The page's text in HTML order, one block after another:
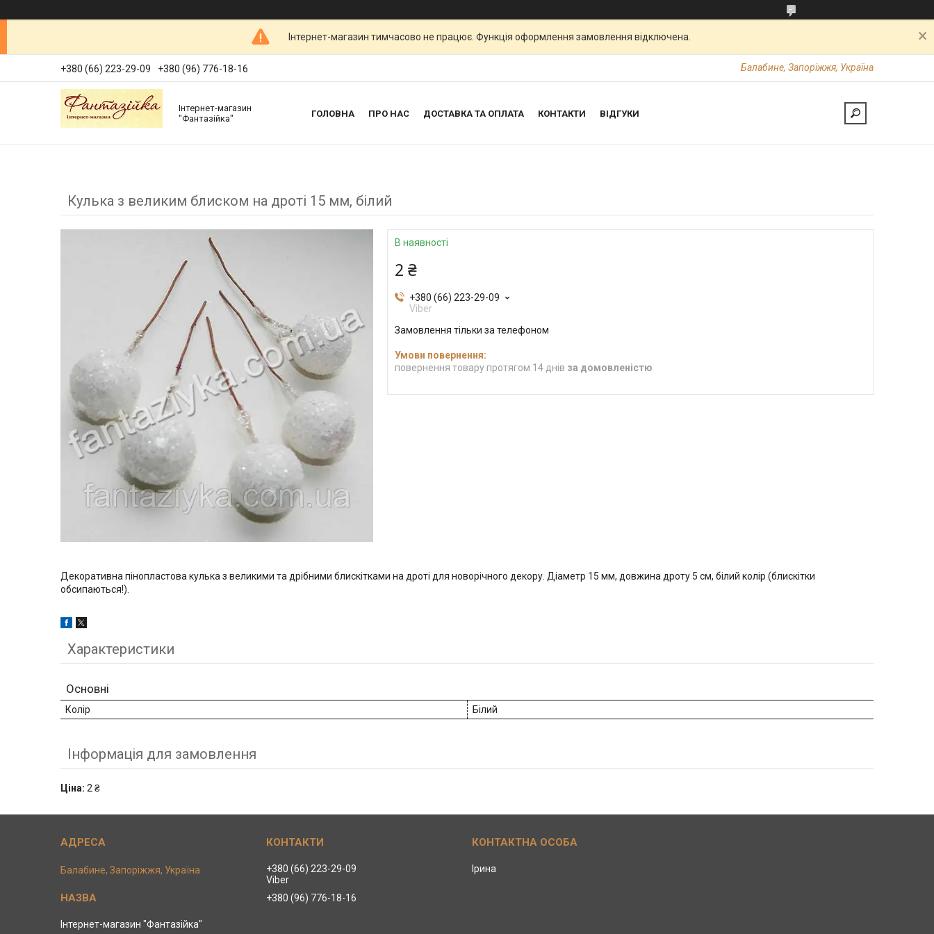
Інтернет-магазин тимчасово не працює. Функція оформлення замовлення відключена.
+380 (66) 223-29-09 +380 (96) 776-18-16 Балабине, Запоріжжя, Україна
Інтернет-магазин
"Фантазійка"
ГОЛОВНА ПРО НАС ДОСТАВКА ТА ОПЛАТА КОНТАКТИ ВІДГУКИ
Кулька з великим блиском на дроті 15 мм, білий
В наявності
2 ₴
+380 (66) 223-29-09
Viber
Замовлення тільки за телефоном
повернення товару протягом 14 днів за домовленістю
Декоративна пінопластова кулька з великими та дрібними блискітками на дроті для новорічного декору. Діаметр 15 мм, довжина дроту 5 см, білий колір (блискітки
обсипаються!).
Характеристики
Основні
Колір Білий
Інформація для замовлення
Ціна: 2 ₴
Балабине, Запоріжжя, Україна
Інтернет-магазин "Фантазійка"
+380 (66) 223-29-09
Viber
+380 (96) 776-18-16
Ірина